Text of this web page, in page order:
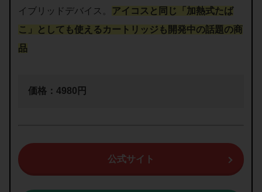
イブリッドデバイス。
アイコスと同じ「加熱式たば
こ」としても使えるカートリッジも開発中の話題の商
品
価格：4980円
公式サイト